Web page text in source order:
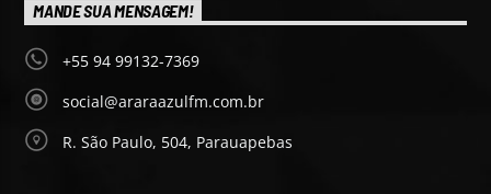
MANDE SUA MENSAGEM!
+55 94 99132-7369
social@araraazulfm.com.br
R. São Paulo, 504, Parauapebas